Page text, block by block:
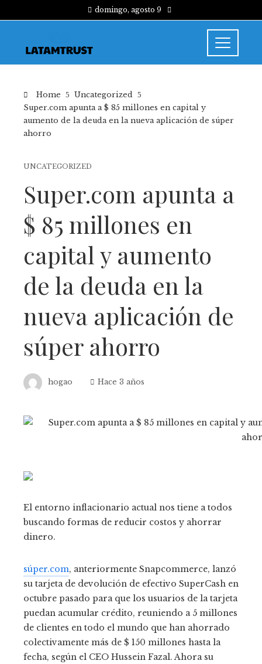
domingo, agosto 9
Home
Uncategorized
Super.com apunta a $ 85 millones en capital y
aumento de la deuda en la nueva aplicación de súper
ahorro
UNCATEGORIZED
Super.com apunta a
$ 85 millones en
capital y aumento
de la deuda en la
nueva aplicación de
súper ahorro
hogao Hace 3 años
El entorno inflacionario actual nos tiene a todos
buscando formas de reducir costos y ahorrar
dinero.
súper.com, anteriormente Snapcommerce, lanzó
su tarjeta de devolución de efectivo SuperCash en
octubre pasado para que los usuarios de la tarjeta
puedan acumular crédito, reuniendo a 5 millones
de clientes en todo el mundo que han ahorrado
colectivamente más de $ 150 millones hasta la
fecha, según el CEO Hussein Fazal. Ahora su